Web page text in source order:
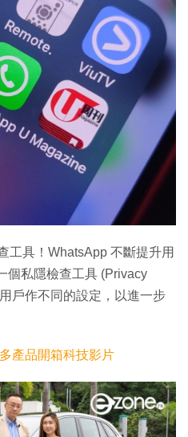
工具！WhatsApp 不斷提升用
個私隱檢查工具 (Privacy
戶作不同的設定，以進一步
產品開箱科技影片